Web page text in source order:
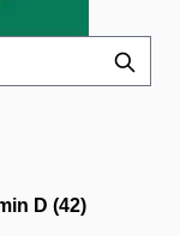
D (42)